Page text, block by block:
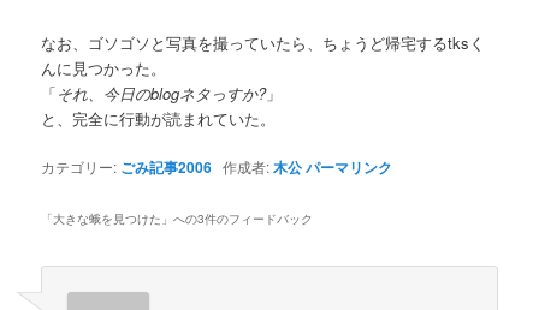
なお、ゴソゴソと写真を撮っていたら、ちょうど帰宅するtksく
んに見つかった。
「それ、今日のblogネタっすか?」
と、完全に行動が読まれていた。
カテゴリー: ごみ記事2006 作成者:木公パーマリンク
「大きな蛾を見つけた 」への3件のフィードバック